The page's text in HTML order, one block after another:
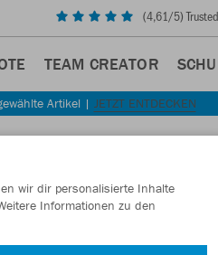
(4,61/5)
TEAM CREATOR
Artikel | JETZT ENTDECKEN
JAKO
wir dir personalisierte Inhalte
Informationen zu den